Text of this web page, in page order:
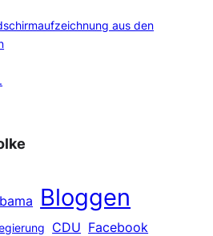
aus den
Bloggen
CDU Facebook